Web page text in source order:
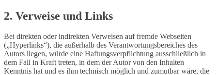
2. Verweise und Links
Bei direkten oder indirekten Verweisen auf fremde Webseiten
(„Hyperlinks“), die außerhalb des Verantwortungsbereiches des
Autors liegen, würde eine Haftungsverpflichtung ausschließlich in
dem Fall in Kraft treten, in dem der Autor von den Inhalten
Kenntnis hat und es ihm technisch möglich und zumutbar wäre, die